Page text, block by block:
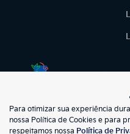
No trânsito,
kiasunmotors
Para otimizar sua experiência
nossa Política de Cookies e para
respeitamos nossa Política de